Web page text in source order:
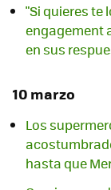
"Si quieres te
engagement
en sus
10 marzo
Los
hasta que